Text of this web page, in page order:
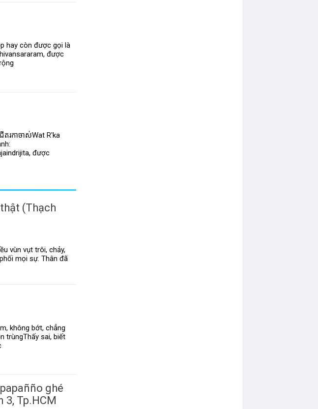
hay còn được gọi là
được
តរកាចាស់Wat R'ka
được
(Thạch
vùn vụt trôi, chảy,
mọi sự. Thân đã
không bớt, chẳng
trùngThấy sai, biết
ghé
3, Tp.HCM